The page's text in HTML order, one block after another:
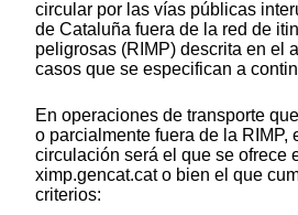
circular por las vías públicas
de Cataluña fuera de la red de
peligrosas (RIMP) descrita en el
casos que se especifican a
En operaciones de transporte
o parcialmente fuera de la RIMP,
circulación será el que se ofrece
ximp.gencat.cat o bien el que
criterios: